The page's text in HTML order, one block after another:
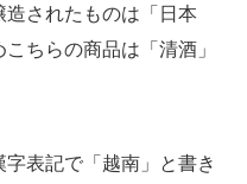
されたものは「日本
ちらの商品は「清酒」
表記で「越南」と書き